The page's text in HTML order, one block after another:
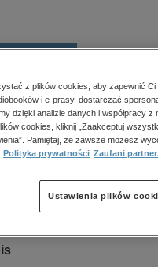
historia
religie
133/2024
dostępności:10.07.2024
wydania:
10.07.2024
publikacji:polski
z plików cookies, aby zapewnić
i e-prasy, dostarczać
dzięki analizie danych i współpracy
cookies, kliknij „Zaakceptuj
Pamiętaj, że zawsze możesz
Polityka prywatności Zaufani
Ustawienia plików